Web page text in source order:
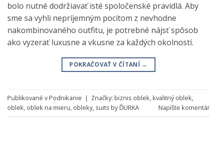
bolo nutné dodržiavať isté spoločenské pravidlá. Aby
sme sa vyhli nepríjemným pocitom z nevhodne
nakombinovaného outfitu, je potrebné nájsť spôsob
ako vyzerať luxusne a vkusne za každých okolností.
POKRAČOVAŤ V ČÍTANÍ →
Publikované vPodnikanie | Značky: biznis oblek,kvalitný oblek,
oblek, oblek na mieru, obleky, suits by ĎURKA Napíšte komentár